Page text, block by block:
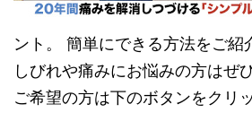
ント。 簡単にできる方法をご紹
しびれや痛みにお悩みの方はぜ
ご希望の方は下のボタンをクリ